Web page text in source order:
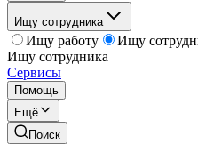
Ищу сотрудника
Ищу работу
Ищу
Ищу сотрудника
Сервисы
Помощь
Ещё
Поиск